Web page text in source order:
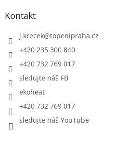
Kontakt
j.krecek@topenipraha.cz
+420 235 300 840
+420 732 769 017
sledujte náš FB
ekoheat
+420 732 769 017
sledujte náš YouTube